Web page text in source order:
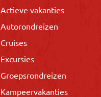
Actieve vakanties
Autorondreizen
Cruises
Excursies
Groepsrondreizen
Kampeervakanties